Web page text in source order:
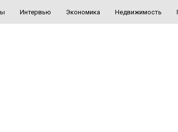
Интервью Экономика Недвижимость